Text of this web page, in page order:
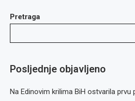
Pretraga
Posljednje objavljeno
Na Edinovim krilima BiH ostvarila prvu